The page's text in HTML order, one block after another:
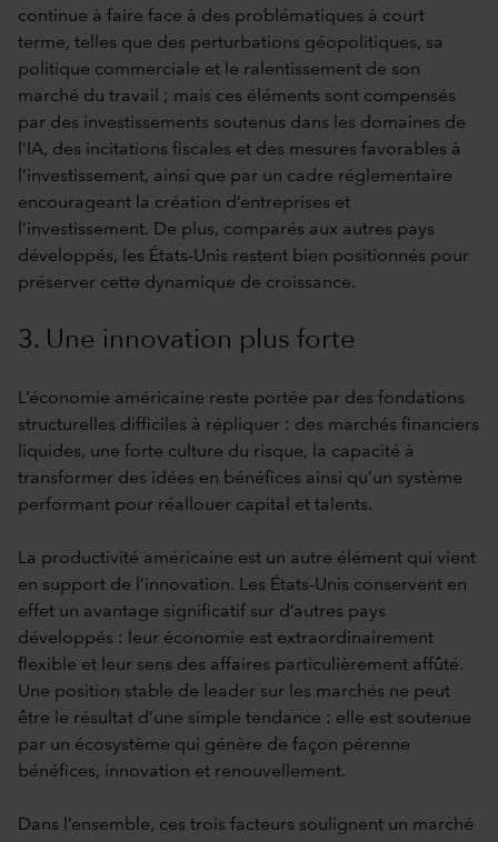
continue à faire face à des problématiques à court
terme, telles que des perturbations géopolitiques, sa
politique commerciale et le ralentissement de son
marché du travail ; mais ces éléments sont compensés
par des investissements soutenus dans les domaines de
l’IA, des incitations fiscales et des mesures favorables à
l’investissement, ainsi que par un cadre réglementaire
encourageant la création d’entreprises et
l’investissement. De plus, comparés aux autres pays
développés, les États-Unis restent bien positionnés pour
préserver cette dynamique de croissance.
3. Une innovation plus forte
L’économie américaine reste portée par des fondations
structurelles difficiles à répliquer : des marchés financiers
liquides, une forte culture du risque, la capacité à
transformer des idées en bénéfices ainsi qu’un système
performant pour réallouer capital et talents.
La productivité américaine est un autre élément qui vient
en support de l’innovation. Les États-Unis conservent en
effet un avantage significatif sur d’autres pays
développés : leur économie est extraordinairement
flexible et leur sens des affaires particulièrement affûté.
Une position stable de leader sur les marchés ne peut
être le résultat d’une simple tendance : elle est soutenue
par un écosystème qui génère de façon pérenne
bénéfices, innovation et renouvellement.
Dans l’ensemble, ces trois facteurs soulignent un marché